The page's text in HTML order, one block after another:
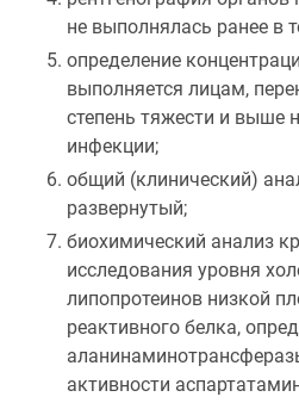
не выполнялась ранее в
определение
выполняется лицам,
степень тяжести и выше
инфекции;
общий (клинический)
развернутый;
биохимический анализ
исследования уровня
липопротеинов низкой
реактивного белка,
активности